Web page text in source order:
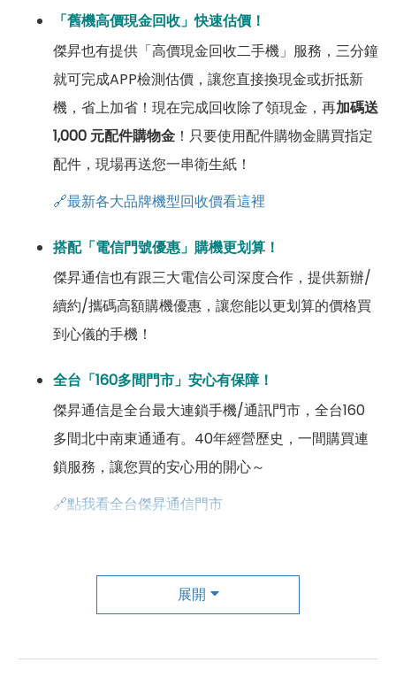
「舊機高價現金回收」快速估價！
傑昇也有提供「高價現金回收二手機」服務，三分鐘
就可完成APP檢測估價，讓您直接換現金或折抵新
機，省上加省！現在完成回收除了領現金，再加碼送
1,000 元配件購物金 ！只要使用配件購物金購買指定
配件，現場再送您一串衛生紙！
🔗最新各大品牌機型回收價看這裡
搭配「電信門號優惠」購機更划算！
傑昇通信也有跟三大電信公司深度合作，提供新辦/
續約/攜碼高額購機優惠，讓您能以更划算的價格買
到心儀的手機！
全台「160多間門市」安心有保障！
傑昇通信是全台最大連鎖手機/通訊門市，全台160
多間北中南東通通有。40年經營歷史，一間購買連
鎖服務，讓您買的安心用的開心～
🔗點我看全台傑昇通信門市
傑昇尊榮會員除了可以「消費集點兌換商品」，每半
年還有「200元配件購物金」，每年再送「VIP生日
展開